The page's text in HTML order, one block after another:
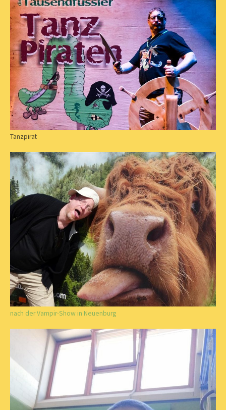
Tanzpirat
nach der Vampir-Show in Neuenburg